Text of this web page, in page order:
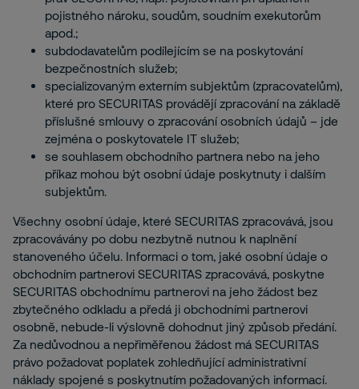
pojistného nároku, soudům, soudním exekutorům
apod.;
subdodavatelům podílejícím se na poskytování
bezpečnostních služeb;
specializovaným externím subjektům (zpracovatelům),
které pro SECURITAS provádějí zpracování na základě
příslušné smlouvy o zpracování osobních údajů – jde
zejména o poskytovatele IT služeb;
se souhlasem obchodního partnera nebo na jeho
příkaz mohou být osobní údaje poskytnuty i dalším
subjektům.
Všechny osobní údaje, které SECURITAS zpracovává, jsou
zpracovávány po dobu nezbytně nutnou k naplnění
stanoveného účelu. Informaci o tom, jaké osobní údaje o
obchodním partnerovi SECURITAS zpracovává, poskytne
SECURITAS obchodnímu partnerovi na jeho žádost bez
zbytečného odkladu a předá ji obchodními partnerovi
osobně, nebude-li výslovně dohodnut jiný způsob předání.
Za nedůvodnou a nepřiměřenou žádost má SECURITAS
právo požadovat poplatek zohledňující administrativní
náklady spojené s poskytnutím požadovaných informací.